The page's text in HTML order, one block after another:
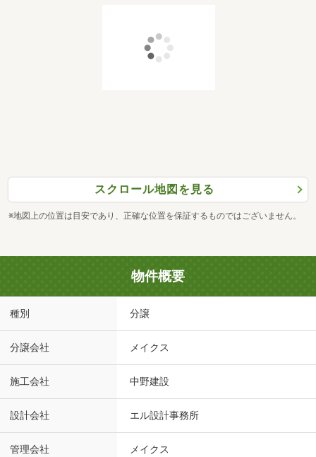
スクロール地図を見る
※地図上の位置は目安であり、正確な位置を保証するものではございません。
物件概要
種別 分譲
分譲会社 メイクス
施工会社 中野建設
設計会社 エル設計事務所
管理会社 メイクス